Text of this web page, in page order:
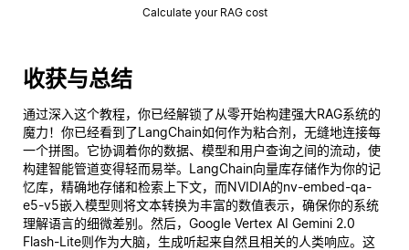
Calculate your RAG cost
收获与总结
通过深入这个教程，你已经解锁了从零开始构建强大RAG系统的
魔力！你已经看到了LangChain如何作为粘合剂，无缝地连接每
一个拼图。它协调着你的数据、模型和用户查询之间的流动，使
构建智能管道变得轻而易举。LangChain向量库存储作为你的记
忆库，精确地存储和检索上下文，而NVIDIA的nv-embed-qa-
e5-v5嵌入模型则将文本转换为丰富的数值表示，确保你的系统
理解语言的细微差别。然后，Google Vertex AI Gemini 2.0
Flash-Lite则作为大脑，生成听起来自然且相关的人类响应。这